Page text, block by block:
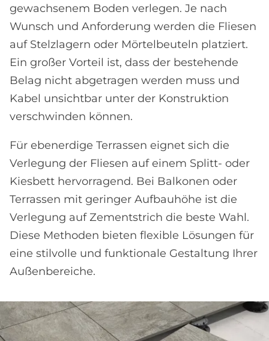
gewachsenem Boden verlegen. Je nach
Wunsch und Anforderung werden die Fliesen
auf Stelzlagern oder Mörtelbeuteln platziert.
Ein großer Vorteil ist, dass der bestehende
Belag nicht abgetragen werden muss und
Kabel unsichtbar unter der Konstruktion
verschwinden können.
Für ebenerdige Terrassen eignet sich die
Verlegung der Fliesen auf einem Splitt- oder
Kiesbett hervorragend. Bei Balkonen oder
Terrassen mit geringer Aufbauhöhe ist die
Verlegung auf Zementstrich die beste Wahl.
Diese Methoden bieten flexible Lösungen für
eine stilvolle und funktionale Gestaltung Ihrer
Außenbereiche.